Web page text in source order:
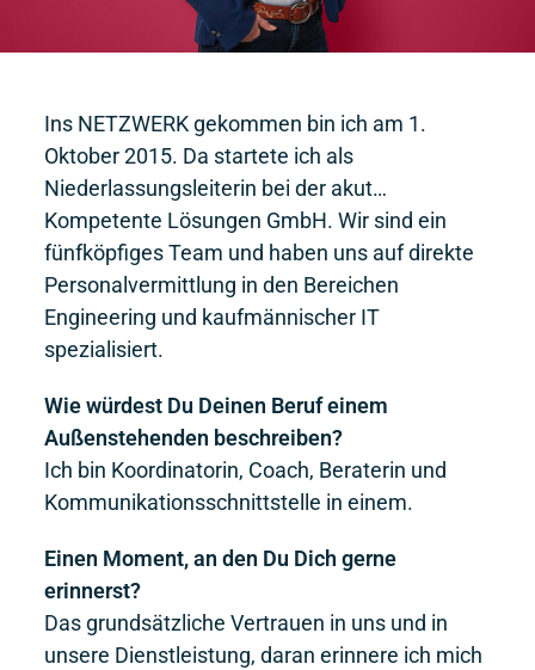
Ins NETZWERK gekommen bin ich am 1.
Oktober 2015. Da startete ich als
Niederlassungsleiterin bei der akut…
Kompetente Lösungen GmbH. Wir sind ein
fünfköpfiges Team und haben uns auf direkte
Personalvermittlung in den Bereichen
Engineering und kaufmännischer IT
spezialisiert.
Wie würdest Du Deinen Beruf einem
Außenstehenden beschreiben?
Ich bin Koordinatorin, Coach, Beraterin und
Kommunikationsschnittstelle in einem.
Einen Moment, an den Du Dich gerne
erinnerst?
Das grundsätzliche Vertrauen in uns und in
unsere Dienstleistung, daran erinnere ich mich